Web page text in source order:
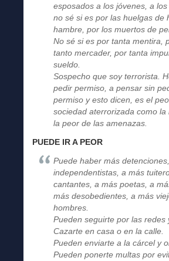
esposados a los jóvenes, a
no sé si es por las huelgas de
hambre, por los muertos de
No sé si es por tanta mentira,
tanto mercader, por tanta
sueldo.
Sospecho que soy terrorista.
pedir permiso, a pensar sin
permiso y esto dicen, es el
sociedad aterrorizada como
la peor de las amenazas.
PUEDE IR A PEOR
Puede haber más
independentistas, a más
cantantes, a más poetas, a
más desobedientes, a más
hombres.
Pueden seguirte por las redes
Cazarte en casa o en la calle.
Pueden enviarte a la cárcel y
Pueden ponerte multas por